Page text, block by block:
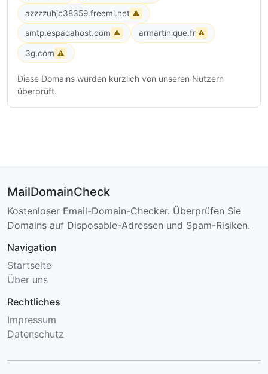
azzzzuhjc38359.freeml.net ⚠
smtp.espadahost.com ⚠ armartinique.fr ⚠
3g.com ⚠
Diese Domains wurden kürzlich von unseren Nutzern
überprüft.
MailDomainCheck
Kostenloser Email-Domain-Checker. Überprüfen Sie
Domains auf Disposable-Adressen und Spam-Risiken.
Navigation
Startseite
Über uns
Rechtliches
Impressum
Datenschutz